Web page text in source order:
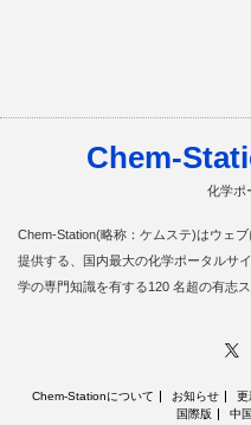
Chem-
化学ポ
Chem-Station(略称：ケムステ)はウェ
提供する、国内最大の化学ポータルサ
学の専門知識を有する120 名超の有志
Chem-Stationについて お知らせ 更
国際版
中